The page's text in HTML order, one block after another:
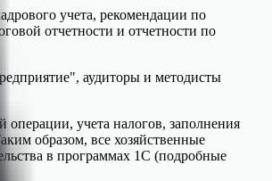
учета, рекомендации по
отчетности и отчетности по
аудиторы и методисты
учета налогов, заполнения
образом, все хозяйственные
в программах 1С (подробные